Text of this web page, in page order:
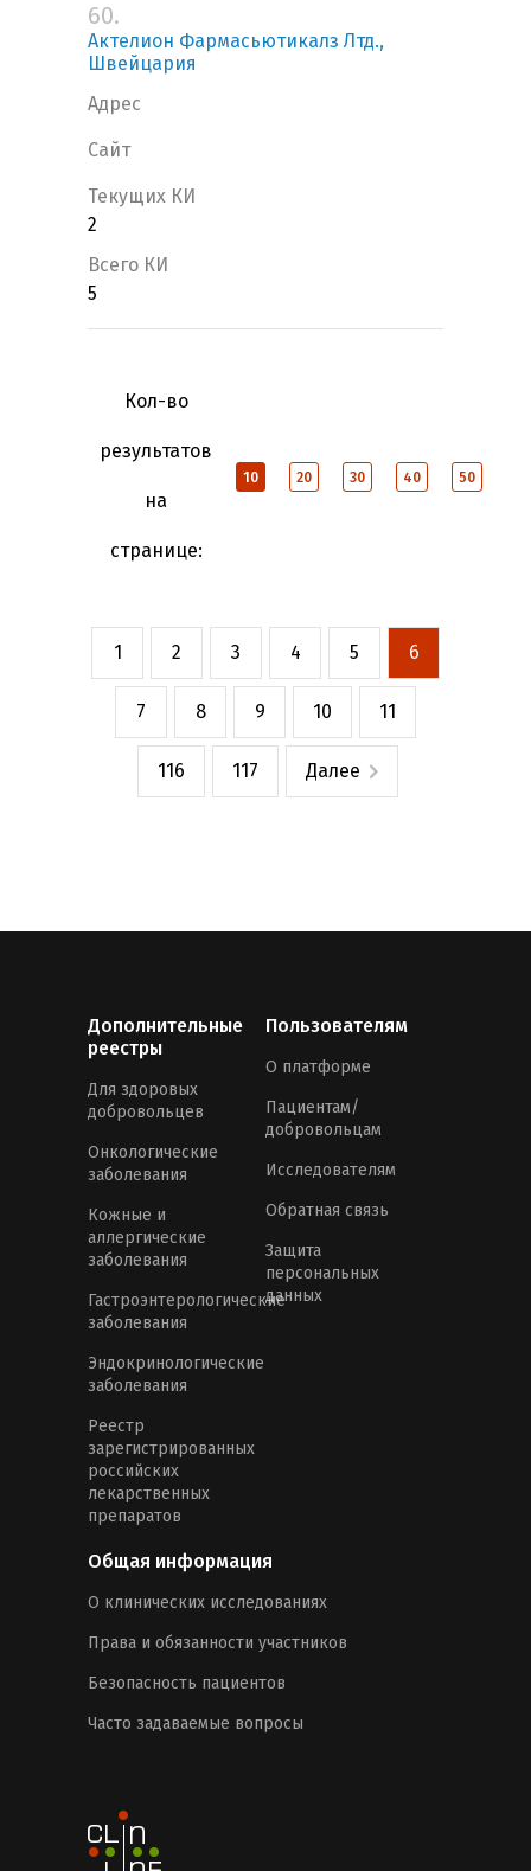
60.
Актелион Фармасьютикалз Лтд.,
Швейцария
Адрес
Сайт
Текущих КИ
2
Всего КИ
5
Кол-во
результатов
на
странице:
10 20 30 40 50
1 2 3 4 5 6
7 8 9 10 11
116 117 Далее
Дополнительные
реестры
Для здоровых
добровольцев
Онкологические
заболевания
Кожные и
аллергические
заболевания
Гастроэнтерологические
заболевания
Эндокринологические
заболевания
Реестр
зарегистрированных
российских
лекарственных
препаратов
Пользователям
О платформе
Пациентам/
добровольцам
Исследователям
Обратная связь
Защита
персональных
данных
Общая информация
О клинических исследованиях
Права и обязанности участников
Безопасность пациентов
Часто задаваемые вопросы